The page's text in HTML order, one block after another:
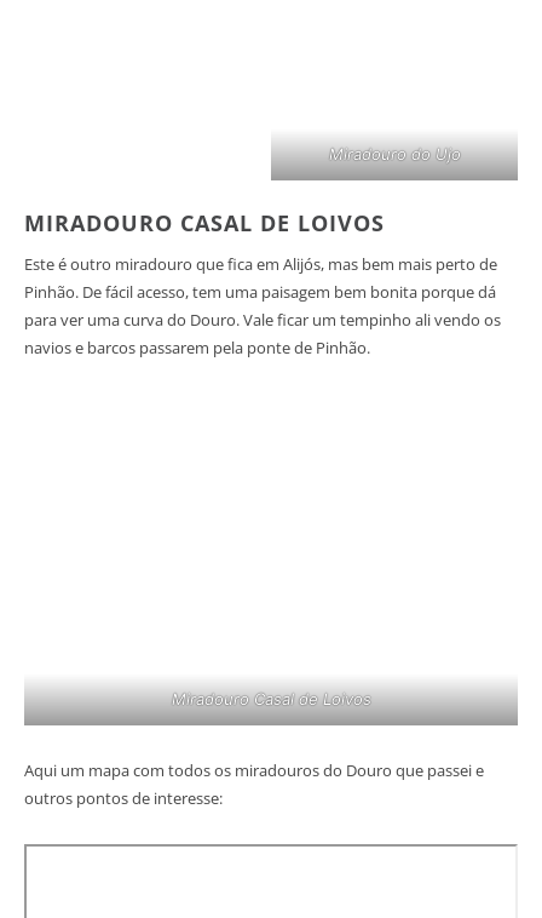
Miradouro do Ujo
MIRADOURO CASAL DE LOIVOS
Este é outro miradouro que fica em Alijós, mas bem mais perto de
Pinhão. De fácil acesso, tem uma paisagem bem bonita porque dá
para ver uma curva do Douro. Vale ficar um tempinho ali vendo os
navios e barcos passarem pela ponte de Pinhão.
Miradouro Casal de Loivos
Aqui um mapa com todos os miradouros do Douro que passei e
outros pontos de interesse: